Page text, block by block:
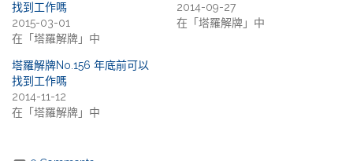
找到工作嗎
2015-03-01
在「塔羅解牌」中
2014-09-27
在「塔羅解牌」中
塔羅解牌No.156 年底前可以
找到工作嗎
2014-11-12
在「塔羅解牌」中